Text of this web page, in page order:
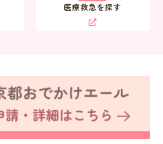
医療救急を探す